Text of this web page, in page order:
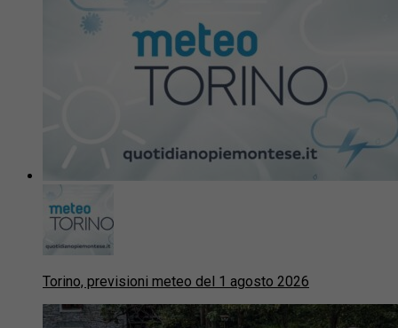
Torino, previsioni meteo del 1 agosto 2026